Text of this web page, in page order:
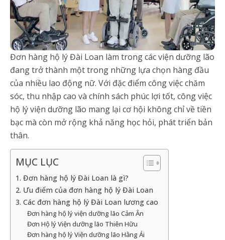
Đơn hàng hộ lý Đài Loan làm trong các viện dưỡng lão
đang trở thành một trong những lựa chọn hàng đầu
của nhiều lao động nữ. Với đặc điểm công việc chăm
sóc, thu nhập cao và chính sách phúc lợi tốt, công việc
hộ lý viện dưỡng lão mang lại cơ hội không chỉ về tiền
bạc mà còn mở rộng khả năng học hỏi, phát triển bản
thân.
MỤC LỤC
1. Đơn hàng hộ lý Đài Loan là gì?
2. Ưu điểm của đơn hàng hộ lý Đài Loan
3. Các đơn hàng hộ lý Đài Loan lương cao
Đơn hàng hộ lý viện dưỡng lão Cảm Ân
Đơn Hộ lý Viện dưỡng lão Thiên Hữu
Đơn hàng hộ lý Viện dưỡng lão Hằng Ái